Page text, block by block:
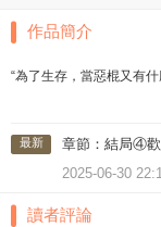
作品簡介
“為了生存，當惡棍又有
沐小小一直認為，要在
而言就是地獄。
最新
章節：結局④
2025-06-30
讀者評論